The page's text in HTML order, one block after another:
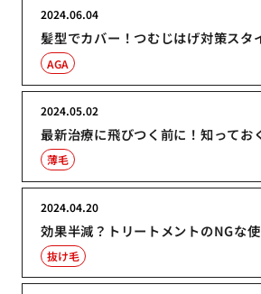
髪型でカバー！つむじはげ対策スタ
2024.06.04
AGA
最新治療に飛びつく前に！知ってお
2024.05.02
薄毛
効果半減？トリートメントのNGな
2024.04.20
抜け毛